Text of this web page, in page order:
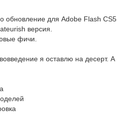
обновление для Adobe Flash
версия.
фичи.
я оставлю на десерт. А